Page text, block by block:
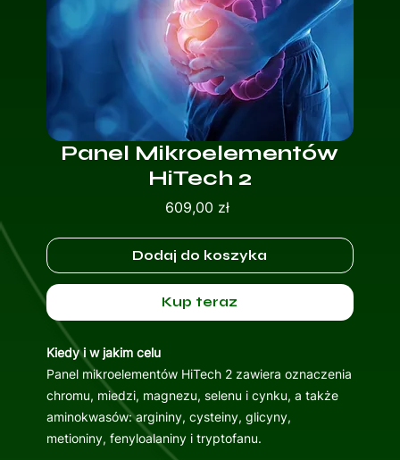
Panel Mikroelementów
HiTech 2
609,00 złCena
Dodaj do koszyka
Kup teraz
Kiedy i w jakim celu
Panel mikroelementów HiTech 2 zawiera oznaczenia
chromu, miedzi, magnezu, selenu i cynku, a także
aminokwasów: argininy, cysteiny, glicyny,
metioniny, fenyloalaniny i tryptofanu.